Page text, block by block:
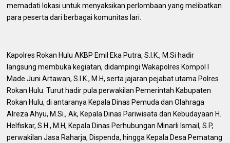
memadati lokasi untuk menyaksikan perlombaan yang melibatkan
para peserta dari berbagai komunitas lari.
Kapolres Rokan Hulu AKBP Emil Eka Putra, S.I.K., M.Si hadir
langsung membuka kegiatan, didampingi Wakapolres Kompol I
Made Juni Artawan, S.I.K., M.H, serta jajaran pejabat utama Polres
Rokan Hulu. Turut hadir pula perwakilan Pemerintah Kabupaten
Rokan Hulu, di antaranya Kepala Dinas Pemuda dan Olahraga
Alreza Ahyu, M.Si., Ak, Kepala Dinas Pariwisata dan Kebudayaan H.
Helfiskar, S.H., M.H, Kepala Dinas Perhubungan Minarli Ismail, S.P,
perwakilan Jasa Raharja, Dispenda, hingga Kepala Desa Pematang